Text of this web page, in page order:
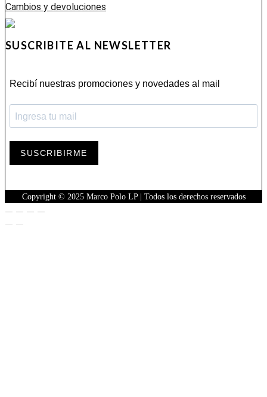
Cambios y devoluciones
SUSCRIBITE AL NEWSLETTER
Recibí nuestras promociones y novedades al mail
SUSCRIBIRME
Copyright © 2025 Marco Polo LP | Todos los derechos reservados